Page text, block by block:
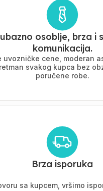
osoblje, brza i
komunikacija.
uvozničke cene, moderan
svakog kupca bez
poručene robe.
Brza isporuka
sa kupcem, vršimo